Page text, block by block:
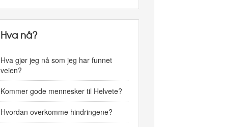
Hva nå?
Hva gjør jeg nå som jeg har funnet
veien?
Kommer gode mennesker til Helvete?
Hvordan overkomme hindringene?